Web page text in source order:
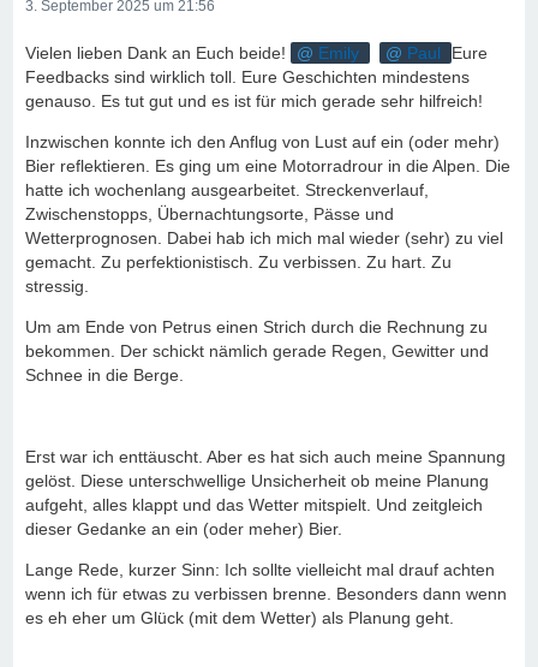
3. September 2025 um 21:56
Vielen lieben Dank an Euch beide! Emily Paul
Eure
Feedbacks sind wirklich toll. Eure Geschichten mindestens
genauso. Es tut gut und es ist für mich gerade sehr hilfreich!
Inzwischen konnte ich den Anflug von Lust auf ein (oder mehr)
Bier reflektieren. Es ging um eine Motorradrour in die Alpen. Die
hatte ich wochenlang ausgearbeitet. Streckenverlauf,
Zwischenstopps, Übernachtungsorte, Pässe und
Wetterprognosen. Dabei hab ich mich mal wieder (sehr) zu viel
gemacht. Zu perfektionistisch. Zu verbissen. Zu hart. Zu
stressig.
Um am Ende von Petrus einen Strich durch die Rechnung zu
bekommen. Der schickt nämlich gerade Regen, Gewitter und
Schnee in die Berge.
Erst war ich enttäuscht. Aber es hat sich auch meine Spannung
gelöst. Diese unterschwellige Unsicherheit ob meine Planung
aufgeht, alles klappt und das Wetter mitspielt. Und zeitgleich
dieser Gedanke an ein (oder meher) Bier.
Lange Rede, kurzer Sinn: Ich sollte vielleicht mal drauf achten
wenn ich für etwas zu verbissen brenne. Besonders dann wenn
es eh eher um Glück (mit dem Wetter) als Planung geht.